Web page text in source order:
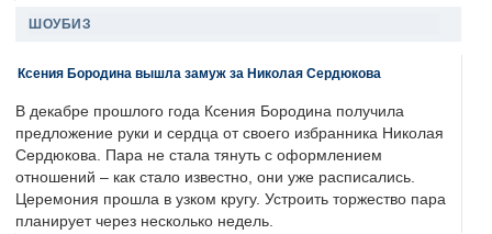
ШОУБИЗ
Ксения Бородина вышла замуж за Николая Сердюкова
В декабре прошлого года Ксения Бородина получила
предложение руки и сердца от своего избранника Николая
Сердюкова. Пара не стала тянуть с оформлением
отношений – как стало известно, они уже расписались.
Церемония прошла в узком кругу. Устроить торжество пара
планирует через несколько недель.